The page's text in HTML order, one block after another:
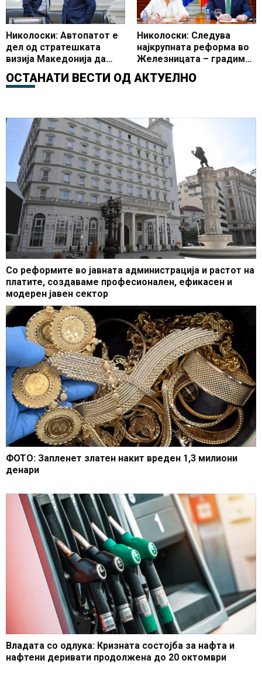
Николоски: Автопатот е
дел од стратешката
визија Македонија да
стане клучна
транспортна крстосница
Николоски: Следува
најкрупната реформа во
Железницата – градиме
нови пруги, набавуваме
нови локомотиви,
функционални
железнички
претпријатија
ОСТАНАТИ ВЕСТИ ОД АКТУЕЛНО
Со реформите во јавната администрација и растот на
платите, создаваме професионален, ефикасен и
модерен јавен сектор
ФОТО: Запленет златен накит вреден 1,3 милиони
денари
Владата со одлука: Кризната состојба за нафта и
нафтени деривати продолжена до 20 октомври